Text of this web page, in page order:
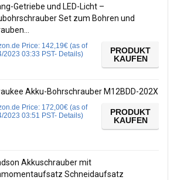
Getriebe und LED-Licht –
Set zum Bohren und
Price: 142,19€ (as of
2023 03:33 PST- Details)
PRODUKT
KAUFEN
Akku-Bohrschrauber M12BDD-202X
Price: 172,00€ (as of
2023 03:51 PST- Details)
PRODUKT
KAUFEN
Akkuschrauber mit
Schneidaufsatz